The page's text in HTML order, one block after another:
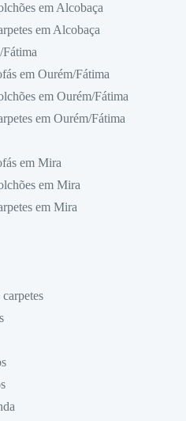
em Alcobaça
em Alcobaça
em Ourém/Fátima
em Ourém/Fátima
em Ourém/Fátima
em Mira
em Mira
em Mira